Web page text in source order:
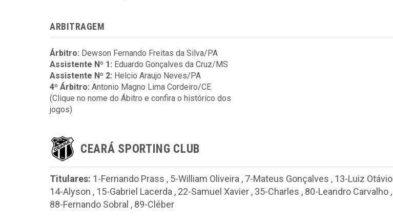
ARBITRAGEM
Árbitro: Dewson Fernando Freitas da Silva/PA
Assistente Nº 1: Eduardo Gonçalves da Cruz/MS
Assistente Nº 2: Helcio Araujo Neves/PA
4º Árbitro: Antonio Magno Lima Cordeiro/CE
(Clique no nome do Ábitro e confira o histórico dos
jogos)
CEARÁ SPORTING CLUB
Titulares: 1-Fernando Prass , 5-William Oliveira , 7-Mateus Gonçalves , 13-Luiz Otávio
14-Alyson , 15-Gabriel Lacerda , 22-Samuel Xavier , 35-Charles , 80-Leandro Carvalho ,
88-Fernando Sobral , 89-Cléber